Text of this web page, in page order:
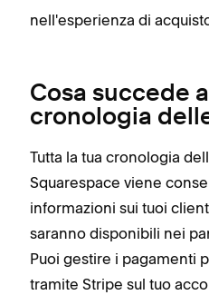
nell'esperienza di
Cosa succede
cronologia
Tutta la tua cronologia
Squarespace viene
informazioni sui tuoi
saranno disponibili nei
Puoi gestire i pagamenti
tramite Stripe sul tuo